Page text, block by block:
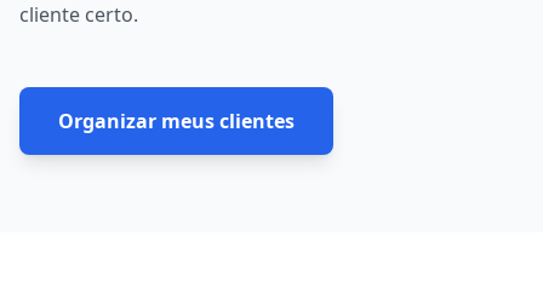
cliente certo.
Organizar meus clientes